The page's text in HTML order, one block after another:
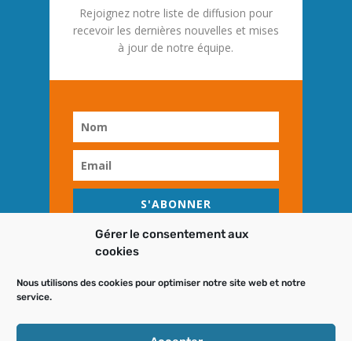
Gérer le consentement aux
cookies
Nous utilisons des cookies pour optimiser notre site web et notre
service.
Rejoignez notre liste de diffusion pour
recevoir les dernières nouvelles et mises
à jour de notre équipe.
S'ABONNER